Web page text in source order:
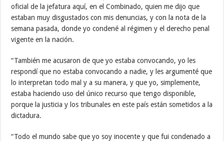
oficial de la jefatura aquí, en el Combinado, quien me dijo que
estaban muy disgustados con mis denuncias, y con la nota de la
semana pasada, donde yo condené al régimen y el derecho penal
vigente en la nación.
“También me acusaron de que yo estaba convocando, yo les
respondí que no estaba convocando a nadie, y les argumenté que
lo interpretan todo mal y a su manera, y que yo, simplemente,
estaba haciendo uso del único recurso que tengo disponible,
porque la justicia y los tribunales en este país están sometidos a la
dictadura.
“Todo el mundo sabe que yo soy inocente y que fui condenado a